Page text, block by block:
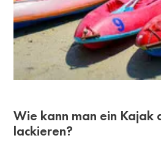
Wie kann man ein Kajak
lackieren?